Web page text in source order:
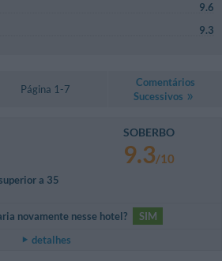
9.6
9.3
Página 1-7
Comentários
Sucessivos
a 35
SOBERBO
9.3/10
novamente nesse hotel?
SIM
detalhes